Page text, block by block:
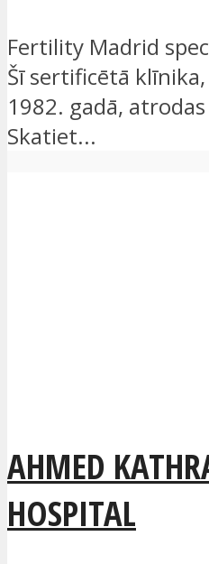
Fertility Madrid
Šī sertificētā
1982. gadā,
Skatiet...
AHMED
HOSPITAL